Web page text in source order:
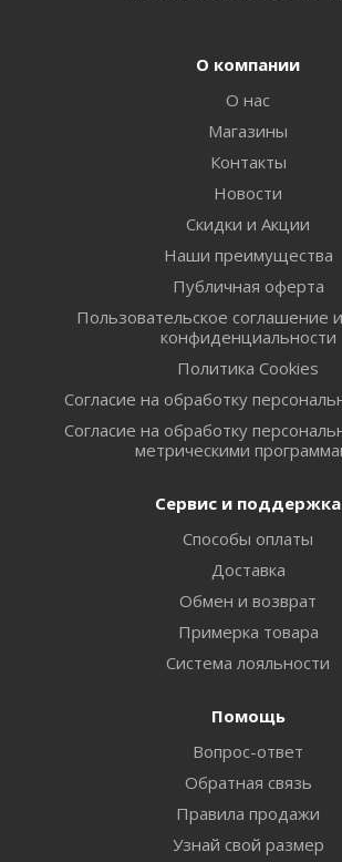
О компании
О нас
Магазины
Контакты
Новости
Скидки и Акции
Наши преимущества
Публичная оферта
Пользовательское соглашение
конфиденциальности
Политика Cookies
Согласие на обработку
Согласие на обработку
метрическими
Сервис и поддержка
Способы оплаты
Доставка
Обмен и возврат
Примерка товара
Система лояльности
Помощь
Вопрос-ответ
Обратная связь
Правила продажи
Узнай свой размер